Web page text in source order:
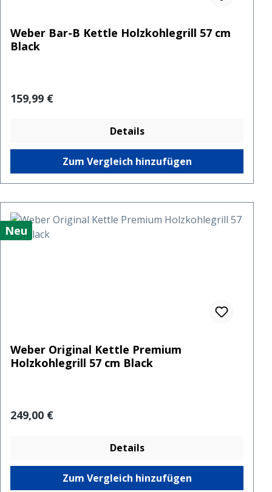
Weber Bar-B Kettle Holzkohlegrill 57 cm
Black
Regulärer Preis:
159,99 €
Details
Zum Vergleich hinzufügen
Neu
Weber Original Kettle Premium
Holzkohlegrill 57 cm Black
Regulärer Preis:
249,00 €
Details
Zum Vergleich hinzufügen